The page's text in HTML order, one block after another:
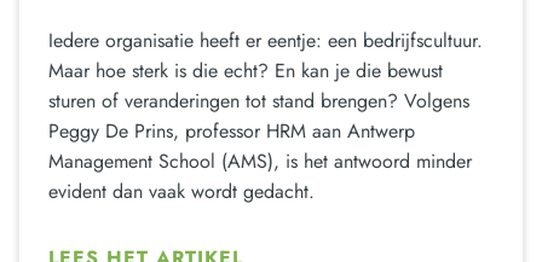
Iedere organisatie heeft er eentje: een bedrijfscultuur.
Maar hoe sterk is die echt? En kan je die bewust
sturen of veranderingen tot stand brengen? Volgens
Peggy De Prins, professor HRM aan Antwerp
Management School (AMS), is het antwoord minder
evident dan vaak wordt gedacht.